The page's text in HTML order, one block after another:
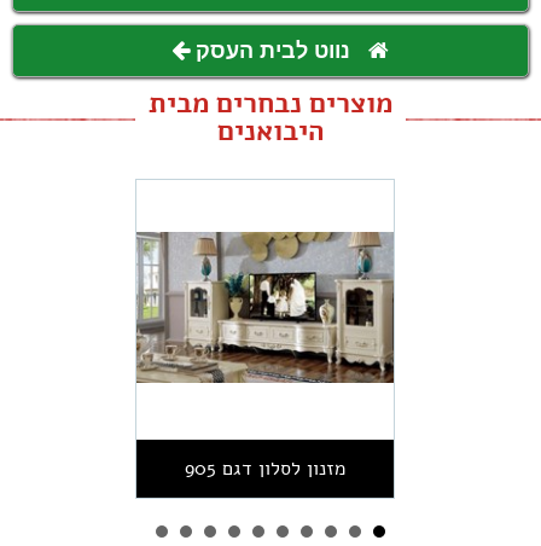
נווט לבית העסק
מוצרים נבחרים מבית
היבואנים
מזנון לסלון דגם 905